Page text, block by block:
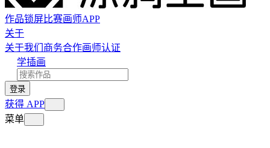
作品锁屏比赛画师APP
关于
关于我们 商务合作画师认证
学插画
登录
获得 APP
菜单